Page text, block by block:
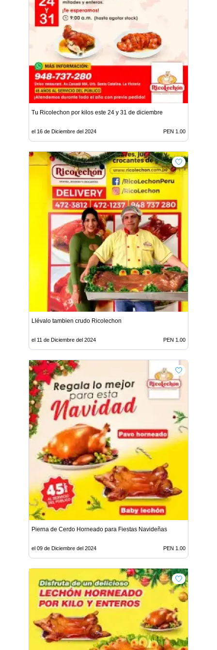
Tu Ricolechon por kilos este 24 y 31 de diciembre
el 16 de Diciembre del 2024 PEN 1.00
Llévalo tambien crudo Ricolechon
el 11 de Diciembre del 2024 PEN 1.00
Pierna de Cerdo Horneado para Fiestas Navideñas
el 09 de Diciembre del 2024 PEN 1.00